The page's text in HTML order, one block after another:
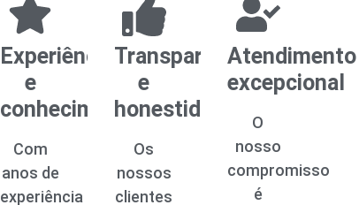
Experiência
e
conhecimento
Com
anos de
experiência
Transparência
e
honestidade
Os
nossos
clientes
Atendimento
excepcional
O
nosso
compromisso
é